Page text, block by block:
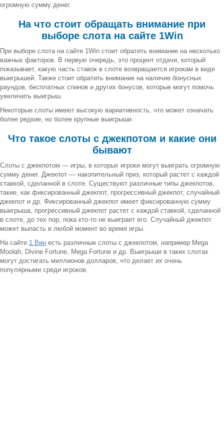
огромную сумму денег.
На что стоит обращать внимание при
выборе слота на сайте 1Win
При выборе слота на сайте 1Win стоит обратить внимание на несколько
важных факторов. В первую очередь, это процент отдачи, который
показывает, какую часть ставок в слоте возвращается игрокам в виде
выигрышей. Также стоит обратить внимание на наличие бонусных
раундов, бесплатных спинов и других бонусов, которые могут помочь
увеличить выигрыш.
Некоторые слоты имеют высокую вариативность, что может означать
более редкие, но более крупные выигрыши.
Что такое слоты с джекпотом и какие они
бывают
Слоты с джекпотом — игры, в которых игроки могут выиграть огромную
сумму денег. Джекпот — накопительный приз, который растет с каждой
ставкой, сделанной в слоте. Существуют различные типы джекпотов,
такие, как фиксированный джекпот, прогрессивный джекпот, случайный
джекпот и др. Фиксированный джекпот имеет фиксированную сумму
выигрыша, прогрессивный джекпот растет с каждой ставкой, сделанной
в слоте, до тех пор, пока кто-то не выиграет его. Случайный джекпот
может выпасть в любой момент во время игры.
На сайте 1 Вин есть различные слоты с джекпотом, например Mega
Moolah, Divine Fortune, Mega Fortune и др. Выигрыши в таких слотах
могут достигать миллионов долларов, что делает их очень
популярными среди игроков.